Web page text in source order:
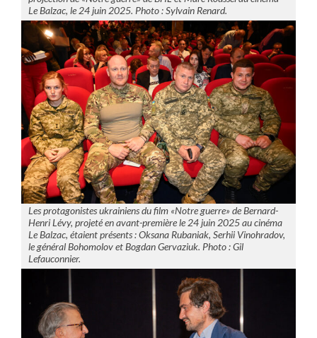
Le Balzac, le 24 juin 2025. Photo : Sylvain Renard.
Les protagonistes ukrainiens du film «Notre guerre» de Bernard-
Henri Lévy, projeté en avant-première le 24 juin 2025 au cinéma
Le Balzac, étaient présents : Oksana Rubaniak, Serhii Vinohradov,
le général Bohomolov et Bogdan Gervaziuk. Photo : Gil
Lefauconnier.